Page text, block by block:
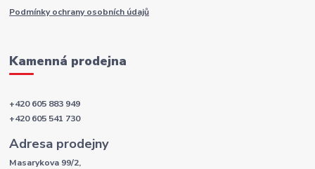
Podmínky ochrany osobních údajů
Kamenná prodejna
+420 605 883 949
+420 605 541 730
Adresa prodejny
Masarykova 99/2,